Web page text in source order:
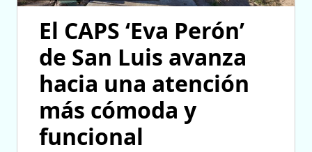
El CAPS ‘Eva Perón’
de San Luis avanza
hacia una atención
más cómoda y
funcional